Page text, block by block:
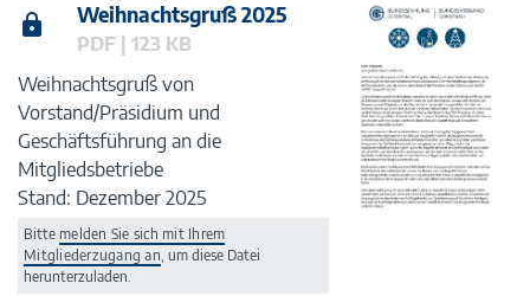
Weihnachtsgruß 2025
PDF | 123 KB
Weihnachtsgruß von
Vorstand/Präsidium und
Geschäftsführung an die
Mitgliedsbetriebe
Stand: Dezember 2025
Bitte melden Sie sich mit Ihrem
Mitgliederzugang an, um diese Datei
herunterzuladen.